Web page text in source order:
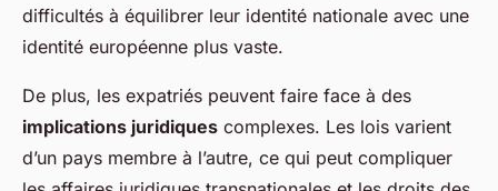
difficultés à équilibrer leur identité nationale avec une
identité européenne plus vaste.
De plus, les expatriés peuvent faire face à des
implications juridiques complexes. Les lois varient
d’un pays membre à l’autre, ce qui peut compliquer